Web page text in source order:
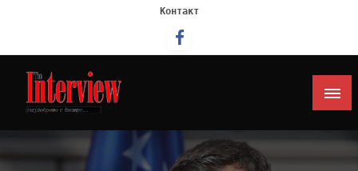
Контакт
Интервју